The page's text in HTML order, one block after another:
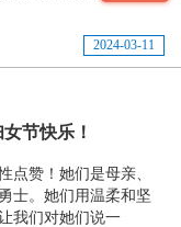
2024-03-11
节快乐！
点赞！她们是母亲、
士。她们用温柔和坚
我们对她们说一